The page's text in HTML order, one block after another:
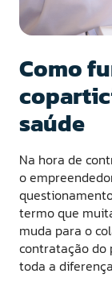
Como
saúde
Na hora de
o
termo que
muda para o
contratação do
toda a